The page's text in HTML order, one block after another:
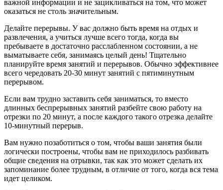
важной информации и не зацикливаться на том, что может
оказаться не столь значительным.
Делайте перерывы. У вас должно быть время на отдых и
развлечения, а учиться лучше всего тогда, когда вы
пребываете в достаточно расслабленном состоянии, а не
выматываете себя, занимаясь целый день! Тщательно
планируйте время занятий и перерывов. Обычно эффективнее
всего чередовать 20-30 минут занятий с пятиминутным
перерывом.
Если вам трудно заставить себя заниматься, то вместо
длинных беспрерывных занятий разбейте свою работу на
отрезки по 20 минут, а после каждого такого отрезка делайте
10-минутный перерыв.
Вам нужно позаботиться о том, чтобы ваши занятия были
логически построены, чтобы вам не приходилось разбивать
общие сведения на отрывки, так как это может сделать их
запоминание более трудным, в отличие от того, когда вся тема
идет целиком.